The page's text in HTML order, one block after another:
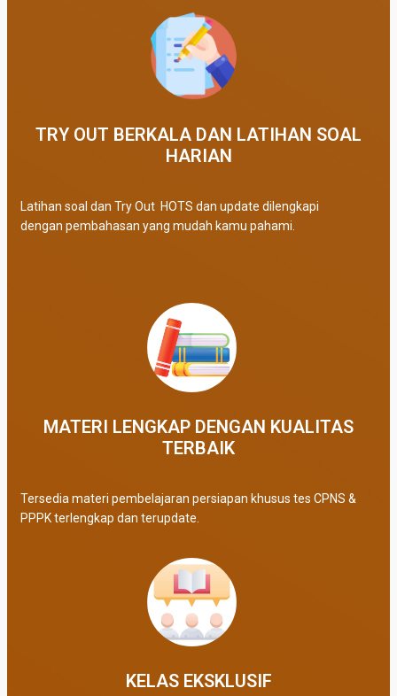
TRY OUT BERKALA DAN LATIHAN SOAL
HARIAN
Latihan soal dan Try Out HOTS dan update dilengkapi
dengan pembahasan yang mudah kamu pahami.
MATERI LENGKAP DENGAN KUALITAS
TERBAIK​
Tersedia materi pembelajaran persiapan khusus tes CPNS &
PPPK terlengkap dan terupdate.
KELAS EKSKLUSIF​